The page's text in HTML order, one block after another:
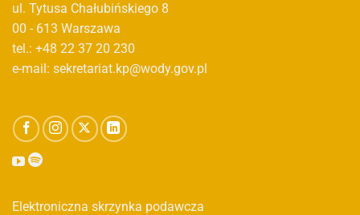
ul. Tytusa Chałubińskiego 8
00 - 613 Warszawa
tel.: +48 22 37 20 230
e-mail: sekretariat.kp@wody.gov.pl
Elektroniczna skrzynka podawcza